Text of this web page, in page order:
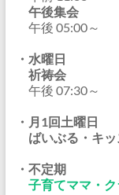
午後集会
午後 05:00～
・水曜日
祈祷会
午後 07:30～
・月1回土曜日
ばいぶる・キ
・不定期
子育てママ・